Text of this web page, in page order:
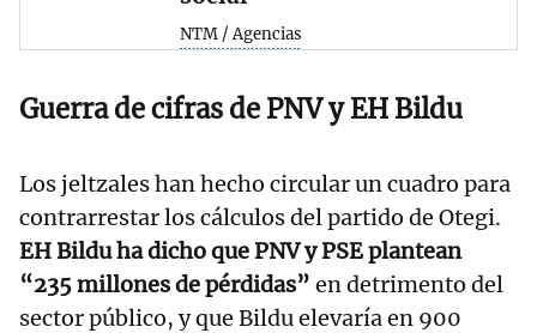
NTM / Agencias
Guerra de cifras de PNV y EH Bildu
Los jeltzales han hecho circular un cuadro para
contrarrestar los cálculos del partido de Otegi.
EH Bildu ha dicho que PNV y PSE plantean
“235 millones de pérdidas” en detrimento del
sector público, y que Bildu elevaría en 900